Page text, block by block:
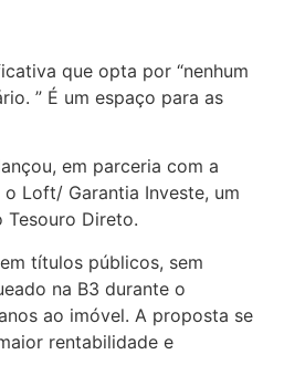
que opta por “nenhum
” É um espaço para as
em parceria com a
Loft/ Garantia Investe, um
Tesouro Direto.
títulos públicos, sem
na B3 durante o
ao imóvel. A proposta se
rentabilidade e